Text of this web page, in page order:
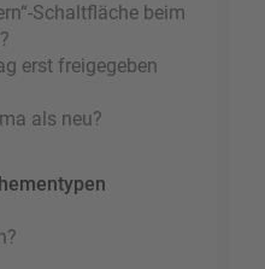
Schaltfläche beim
erst freigegeben
als neu?